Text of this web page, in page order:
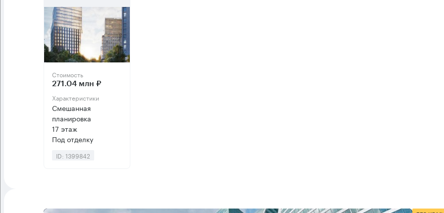
Стоимость
271.04 млн ₽
Характеристики
Смешанная
планировка
17 этаж
Под отделку
ID: 1399842